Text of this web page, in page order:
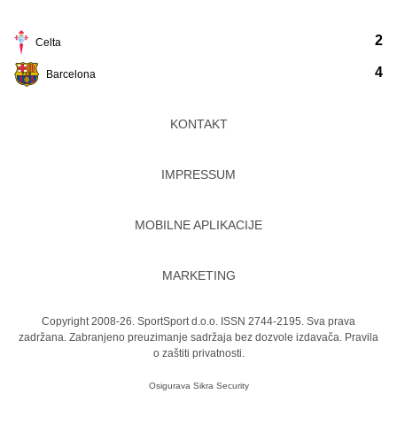
Celta
Barcelona
2
4
KONTAKT
IMPRESSUM
MOBILNE APLIKACIJE
MARKETING
Copyright 2008-26. SportSport d.o.o. ISSN 2744-2195. Sva prava
zadržana. Zabranjeno preuzimanje sadržaja bez dozvole izdavača. Pravila
o zaštiti privatnosti.
Osigurava Sikra Security